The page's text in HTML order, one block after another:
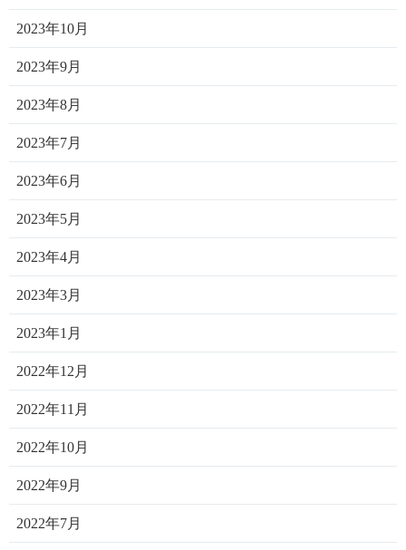
2023年10月
2023年9月
2023年8月
2023年7月
2023年6月
2023年5月
2023年4月
2023年3月
2023年1月
2022年12月
2022年11月
2022年10月
2022年9月
2022年7月